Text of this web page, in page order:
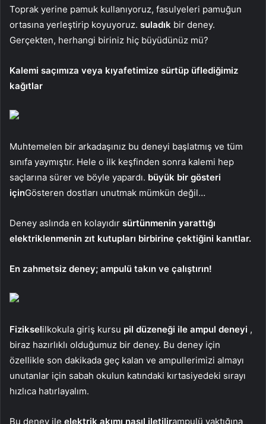
Toprak yerine pamuk kullanıyoruz, fasulyeleri pamuğun
ortasına yerleştirip koyuyoruz. suladık bir deney.
Gerçekten, herhangi biriniz hiç büyüdünüz mü?
Kalemi saçımıza veya kıyafetimize sürtüp üflediğimiz
kağıtlar
Muhtemelen bir arkadaşınız bu deneyi başlatmış ve tüm
sınıfa yaymıştır. Hele o ilk keşfinden sonra kalemi hep
saçlarına sürer ve böyle yapardı. büyük bir gösteri
içinGösteren dostları unutmak mümkün değil…
Deney aslında en kolayıdır sürtünmenin yarattığı
elektriklenmenin zıt kutupları birbirine çektiğini kanıtlar.
En zahmetsiz deney; ampulü takın ve çalıştırın!
Fizikselilkokula giriş kursu pil düzeneği ile ampul deneyi ,
biraz hazırlıklı olduğumuz bir deney. Bu deney için
özellikle son dakikada geç kalan ve ampullerimizi almayı
unutanlar için sabah okulun katındaki kırtasiyedeki sırayı
hızlıca hatırlayalım.
Bu deney ile elektrik akımı nasıl iletilirampulü yaktığına